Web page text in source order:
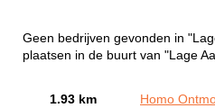
Geen bedrijven gevonden in
plaatsen in de buurt van "Lage
1.93 km
Homo